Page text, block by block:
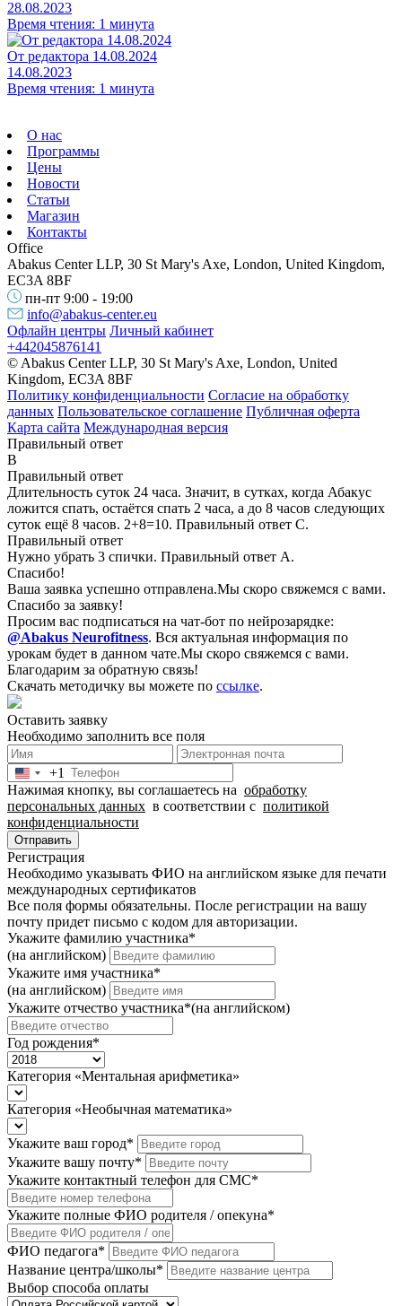
28.08.2023
Время чтения: 1 минута
От редактора 14.08.2024
14.08.2023
Время чтения: 1 минута
О нас
Программы
Цены
Новости
Статьи
Магазин
Контакты
Office
Abakus Center LLP, 30 St Mary's Axe, London, United Kingdom,
EC3A 8BF
пн-пт 9:00 - 19:00
info@abakus-center.eu
Офлайн центры Личный кабинет
+442045876141
© Abakus Center LLP, 30 St Mary's Axe, London, United
Kingdom, EC3A 8BF
Политику конфиденциальности Согласие на обработку
данных Пользовательское соглашение Публичная оферта
Карта сайта Международная версия
Правильный ответ
B
Правильный ответ
Длительность суток 24 часа. Значит, в сутках, когда Абакус
ложится спать, остаётся спать 2 часа, а до 8 часов следующих
суток ещё 8 часов. 2+8=10. Правильный ответ С.
Правильный ответ
Нужно убрать 3 спички. Правильный ответ А.
Спасибо!
Ваша заявка успешно отправлена.Мы скоро свяжемся с вами.
Спасибо за заявку!
Просим вас подписаться на чат-бот по нейрозарядке:
@Abakus Neurofitness. Вся актуальная информация по
урокам будет в данном чате.Мы скоро свяжемся с вами.
Благодарим за обратную связь!
Скачать методичку вы можете по ссылке.
Оставить заявку
Необходимо заполнить все поля
United
States
+1
+1
Нажимая кнопку, вы соглашаетесь на обработку
персональных данных в соответствии с политикой
конфиденциальности
Отправить
Регистрация
Необходимо указывать ФИО на английском языке для печати
международных сертификатов
Все поля формы обязательны. После регистрации на вашу
почту придет письмо c кодом для авторизации.
Укажите фамилию участника*
(на английском)
Укажите имя участника*
(на английском)
Укажите отчество участника*(на английском)
Год рождения*
Категория «Ментальная арифметика»
Категория «Необычная математика»
Укажите ваш город*
Укажите вашу почту*
Укажите контактный телефон для СМС*
Укажите полные ФИО родителя / опекуна*
ФИО педагога*
Название центра/школы*
Выбор способа оплаты